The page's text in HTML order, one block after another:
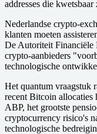
addresses die
Nederlandse crypto-
klanten moeten
De Autoriteit Financiële
crypto-aanbieders
technologische
Het quantum vraagstuk
recent Bitcoin allocaties
ABP, het grootste
cryptocurrency risico's
technologische